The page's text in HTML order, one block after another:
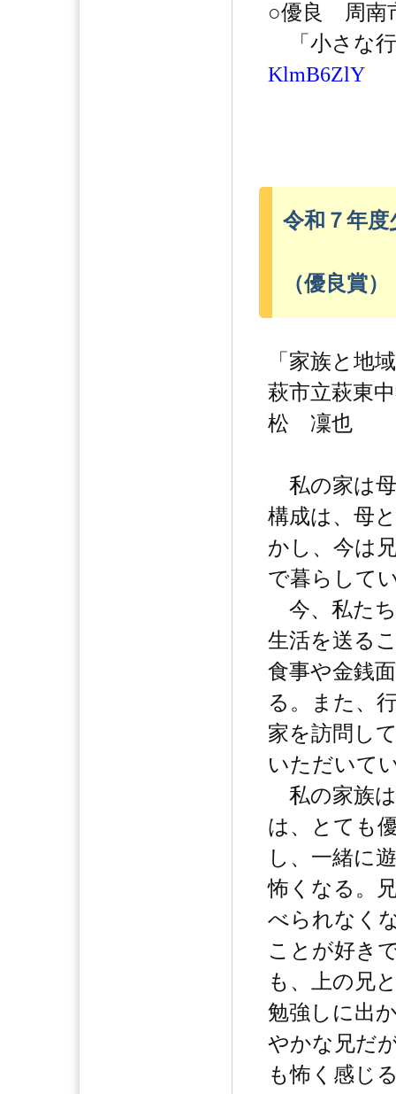
○優良 周南
「小さな
KlmB6ZlY
令和７年
（優良賞）
「家族と地
萩市立萩東
松 凜也
私の家は
構成は、母
かし、今は
で暮らして
今、私た
生活を送る
食事や金銭
る。また、
家を訪問し
いただいて
私の家族
は、とても
し、一緒に
怖くなる。
べられなく
ことが好き
も、上の兄
勉強しに出
やかな兄だ
も怖く感じ